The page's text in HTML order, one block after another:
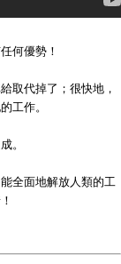
何優勢！
取代掉了；很快地，
工作。
。
全面地解放人類的工